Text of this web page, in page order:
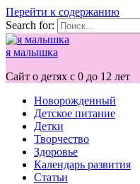
Перейти к содержанию
Search for:
я малышка
Сайт о детях с 0 до 12 лет
Новорожденный
Детское питание
Детки
Творчество
Здоровье
Календарь развития
Статьи